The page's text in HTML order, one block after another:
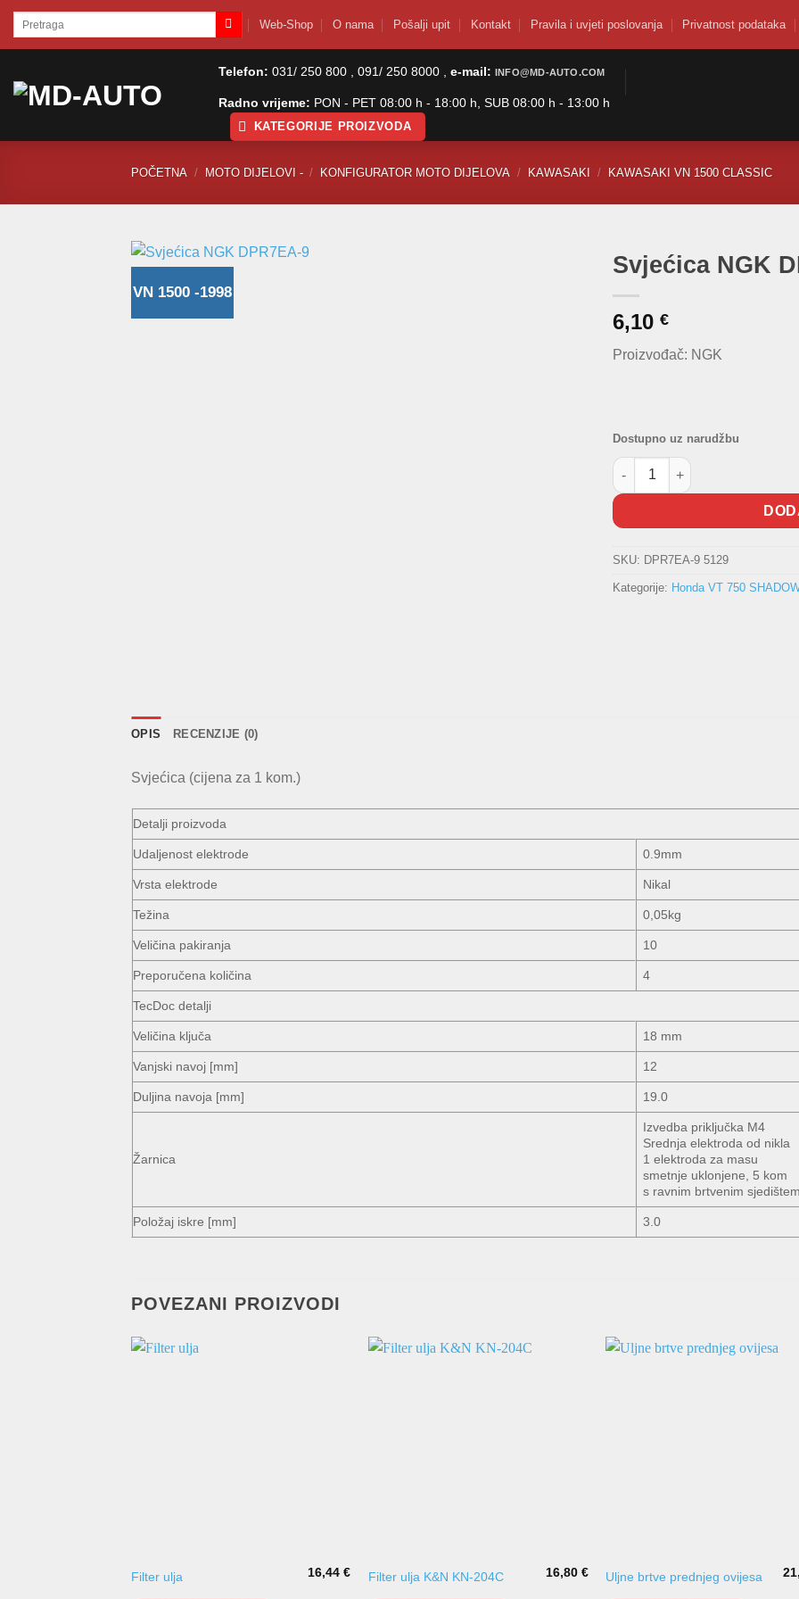
SkipPretraži: Web-Shop O nama Pošalji upit Kontakt Pravila i uvjeti poslovanja Privatnost podataka
Telefon: 031/ 250 800 , 091/ 250 8000 , e-mail: INFO@MD-AUTO.COM
Radno vrijeme: PON - PET 08:00 h - 18:00 h, SUB 08:00 h - 13:00 h
KATEGORIJE PROIZVODA
POČETNA / MOTO DIJELOVI - / KONFIGURATOR MOTO DIJELOVA / KAWASAKI / KAWASAKI VN 1500 CLASSIC
VN 1500 -1998
Svjećica NGK
6,10 €
Proizvođač: NGK
Dostupno uz narudžbu
Svjećica NGK DPR7EA-9
SKU: DPR7EA-9 5129
Kategorije: Honda VT 750
OPIS RECENZIJE (0)
Svjećica (cijena za 1 kom.)
Detalji proizvoda
Udaljenost elektrode 0.9mm
Vrsta elektrode Nikal
Težina 0,05kg
Veličina pakiranja 10
Preporučena količina 4
TecDoc detalji
Veličina ključa 18 mm
Vanjski navoj [mm] 12
Duljina navoja [mm] 19.0
Žarnica
Izvedba priključka M4
Srednja elektroda od nikla
1 elektroda za masu
smetnje uklonjene, 5 kom
s ravnim brtvenim
Položaj iskre [mm] 3.0
POVEZANI PROIZVODI
Filter ulja 16,44€ Filter ulja K&N KN-204C 16,80 € Uljne brtve prednjeg ovijesa